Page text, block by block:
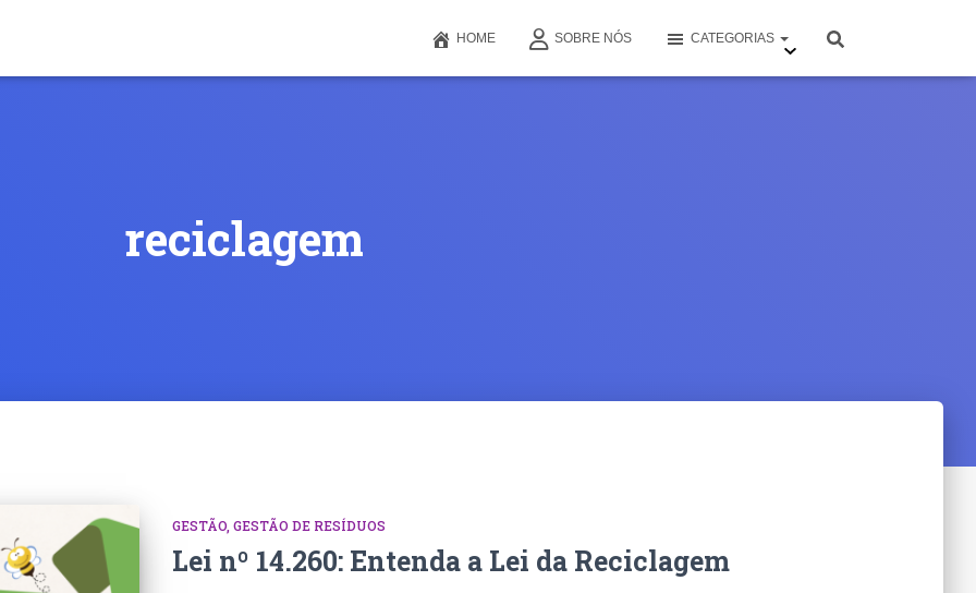
HOME SOBRE NÓS CATEGORIAS
reciclagem
GESTÃO GESTÃO DE RESÍDUOS
Lei nº 14.260: Entenda a Lei da Reciclagem